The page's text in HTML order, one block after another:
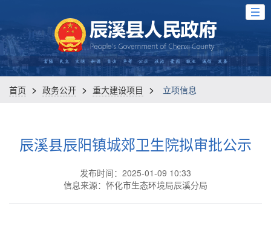
首页 > 政务公开 > 重大建设项目 > 立项信息
辰溪县辰阳镇城郊卫生院拟审批公示
发布时间：2025-01-09 10:33
信息来源：怀化市生态环境局辰溪分局